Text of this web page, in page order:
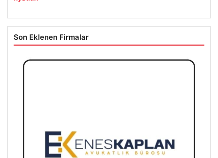
Son Eklenen Firmalar